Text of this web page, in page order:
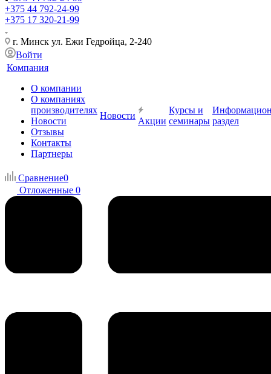
+375 44 792-24-99
+375 17 320-21-99
г. Минск ул. Ежи Гедройца, 2-240
Войти
Компания
О компании
О компаниях
производителях
Новости
Отзывы
Контакты
Партнеры
Новости
Акции
Курсы и
семинары раздел
Сравнение0
Отложенные 0